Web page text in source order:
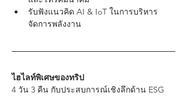
รับฟังแนวคิด AI & IoT ในการบริหาร
จัดการพลังงาน
ไฮไลท์พิเศษของทริป
4 วัน 3 คืน กับประสบการณ์เชิงลึกด้าน ESG